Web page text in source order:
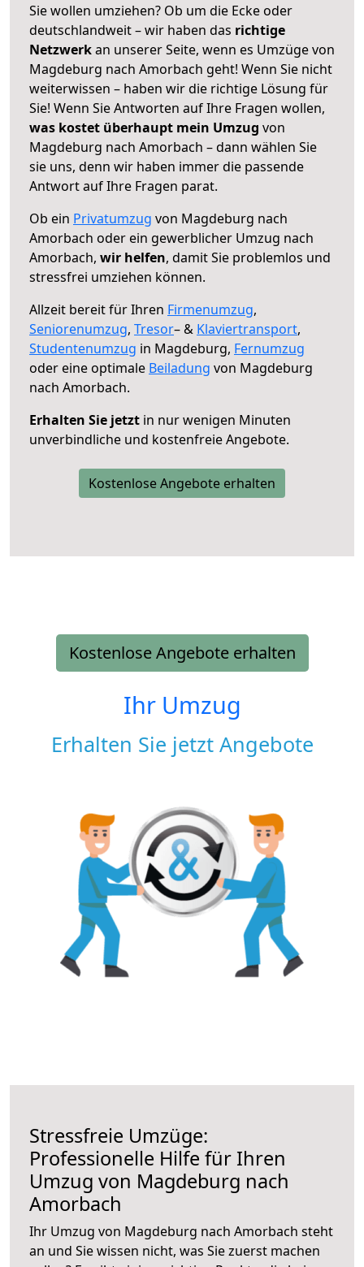
Sie wollen umziehen? Ob um die Ecke oder
deutschlandweit – wir haben das richtige
Netzwerkan unserer Seite, wenn es Umzüge von
Magdeburg nach Amorbach geht! Wenn Sie nicht
weiterwissen – haben wir die richtige Lösung für
Sie! Wenn Sie Antworten auf Ihre Fragen wollen,
was kostet überhaupt mein Umzug von
Magdeburg nach Amorbach – dann wählen Sie
sie uns, denn wir haben immer die passende
Antwort auf Ihre Fragen parat.
Ob ein Privatumzug von Magdeburg nach
Amorbach oder ein gewerblicher Umzug nach
Amorbach, wir helfen, damit Sie problemlos und
stressfrei umziehen können.
Allzeit bereit für Ihren Firmenumzug,
Seniorenumzug, Tresor– & Klaviertransport,
Studentenumzug in Magdeburg, Fernumzug
oder eine optimale Beiladung von Magdeburg
nach Amorbach.
Erhalten Sie jetzt in nur wenigen Minuten
unverbindliche und kostenfreie Angebote.
Kostenlose Angebote erhalten
Kostenlose Angebote erhalten
Ihr Umzug
Erhalten Sie jetzt Angebote
Stressfreie Umzüge:
Professionelle Hilfe für Ihren
Umzug von Magdeburg nach
Amorbach
Ihr Umzug von Magdeburg nach Amorbach steht
an und Sie wissen nicht, was Sie zuerst machen